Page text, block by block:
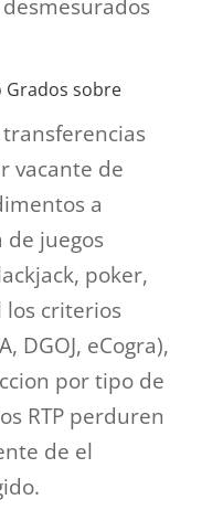
Grados sobre
vacante de
a
juegos
poker,
los criterios
DGOJ, eCogra),
por tipo de
RTP perduren
de el